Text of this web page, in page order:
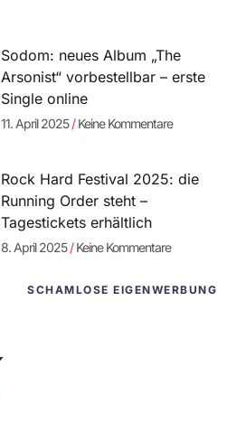
Sodom: neues Album „The
Arsonist“ vorbestellbar – erste
Single online
11. April 2025 Keine Kommentare
Rock Hard Festival 2025: die
Running Order steht –
Tagestickets erhältlich
8. April 2025 Keine Kommentare
SCHAMLOSE EIGENWERBUNG